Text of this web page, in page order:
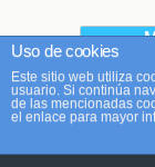
Uso de cookies
Este sitio web utiliza
usuario. Si continúa
de las mencionadas
el enlace para mayor